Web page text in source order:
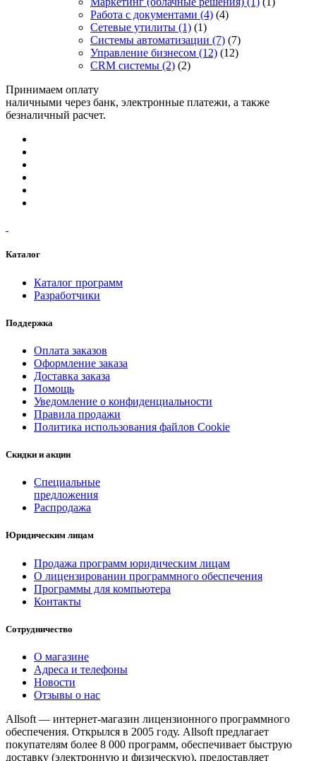
Работа с документами (4) (4)
Сетевые утилиты (1) (1)
Системы автоматизации (7) (7)
Управление бизнесом (12) (12)
CRM системы (2) (2)
Принимаем оплату
наличными через банк, электронные платежи, а также
безналичный расчет.
Каталог
Каталог программ
Разработчики
Поддержка
Оплата заказов
Оформление заказа
Доставка заказа
Помощь
Уведомление о конфиденциальности
Правила продажи
Политика использования файлов Cookie
Скидки и акции
Специальные
предложения
Распродажа
Юридическим лицам
Продажа программ юридическим лицам
О лицензировании программного обеспечения
Программы для компьютера
Контакты
Сотрудничество
О магазине
Адреса и телефоны
Новости
Отзывы о нас
Allsoft — интернет-магазин лицензионного программного
обеспечения. Открылся в 2005 году. Allsoft предлагает
покупателям более 8 000 программ, обеспечивает быструю
доставку (электронную и физическую), предоставляет